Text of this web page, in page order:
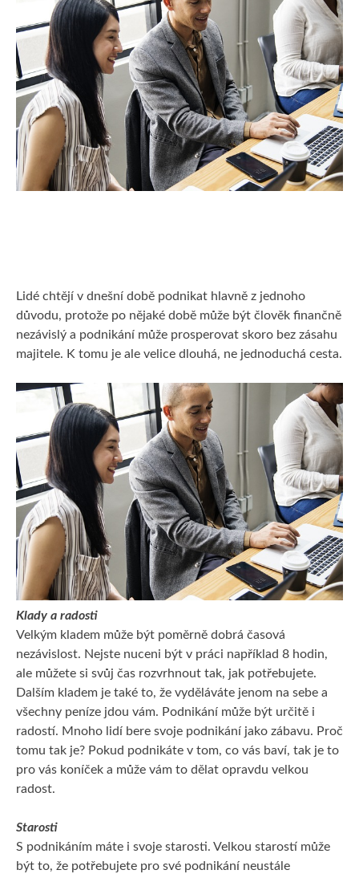
KRÁSA
MUŽI
PRODUKTY
Lidé chtějí v dnešní době podnikat hlavně z jednoho
důvodu, protože po nějaké době může být člověk finančně
nezávislý a podnikání může prosperovat skoro bez zásahu
majitele. K tomu je ale velice dlouhá, ne jednoduchá cesta.
Klady a radosti
Velkým kladem může být poměrně dobrá časová
nezávislost. Nejste nuceni být v práci například 8 hodin,
ale můžete si svůj čas rozvrhnout tak, jak potřebujete.
Dalším kladem je také to, že vyděláváte jenom na sebe a
všechny peníze jdou vám. Podnikání může být určitě i
radostí. Mnoho lidí bere svoje podnikání jako zábavu. Proč
tomu tak je? Pokud podnikáte v tom, co vás baví, tak je to
pro vás koníček a může vám to dělat opravdu velkou
radost.
Starosti
S podnikáním máte i svoje starosti. Velkou starostí může
být to, že potřebujete pro své podnikání neustále